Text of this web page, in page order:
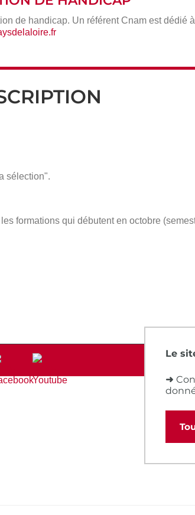
Le
➜
de handicap. Un référent Cnam est dédié
sélection".
formations qui débutent en octobre